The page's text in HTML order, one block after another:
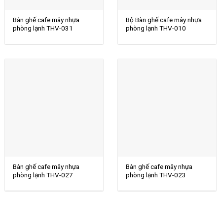
Bàn ghế cafe mây nhựa
phòng lạnh THV-031
Bộ Bàn ghế cafe mây nhựa
phòng lạnh THV-010
Bàn ghế cafe mây nhựa
phòng lạnh THV-027
Bàn ghế cafe mây nhựa
phòng lạnh THV-023